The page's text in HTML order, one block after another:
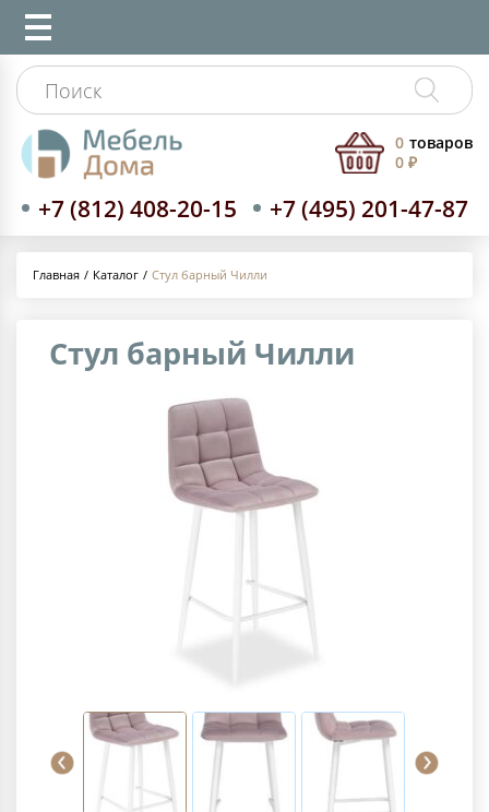
+7 (812) 408-20-15 +7 (495) 201-47-87
0 товаров
0 ₽
Главная Каталог Стул барный Чилли
Стул барный Чилли